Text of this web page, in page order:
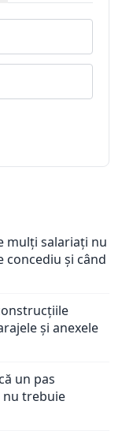
mulți salariați nu
concediu și când
și anexele
un pas
nu trebuie